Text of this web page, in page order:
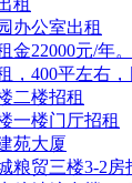
办公室出租
金22000元/年
，400平左右
二楼招租
一楼门厅招租
苑大厦
粮贸三楼3-2房